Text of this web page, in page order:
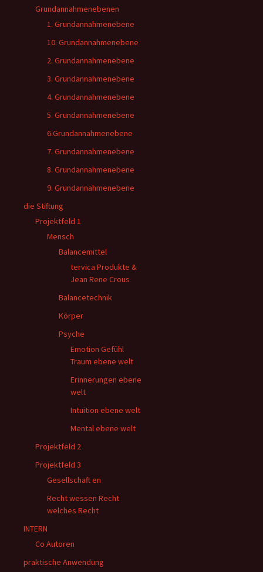
Grundannahmenebenen
1. Grundannahmenebene
10. Grundannahmenebene
2. Grundannahmenebene
3. Grundannahmenebene
4. Grundannahmenebene
5. Grundannahmenebene
6.Grundannahmenebene
7. Grundannahmenebene
8. Grundannahmenebene
9. Grundannahmenebene
die Stiftung
Projektfeld 1
Mensch
Balancemittel
tervica Produkte &
Jean Rene Crous
Balancetechnik
Körper
Psyche
Emotion Gefühl
Traum ebene welt
Erinnerungen ebene
welt
Intuition ebene welt
Mental ebene welt
Projektfeld 2
Projektfeld 3
Gesellschaft en
Recht wessen Recht
welches Recht
INTERN
Co Autoren
praktische Anwendung